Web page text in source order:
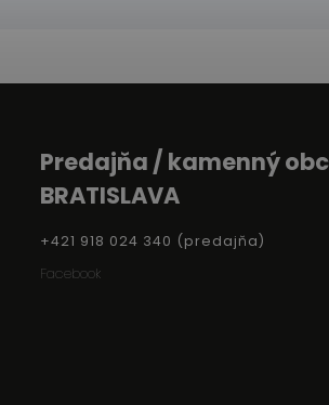
Predajňa / kamenný
BRATISLAVA
+421 918 024 340 (predajňa)
Facebook